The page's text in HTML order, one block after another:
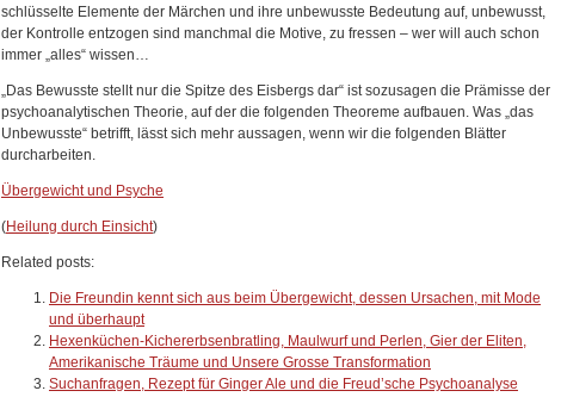
schlüsselte Elemente der Märchen und ihre unbewusste Bedeutung auf, unbewusst,
der Kontrolle entzogen sind manchmal die Motive, zu fressen – wer will auch schon
immer „alles“ wissen…
„Das Bewusste stellt nur die Spitze des Eisbergs dar“ ist sozusagen die Prämisse der
psychoanalytischen Theorie, auf der die folgenden Theoreme aufbauen. Was „das
Unbewusste“ betrifft, lässt sich mehr aussagen, wenn wir die folgenden Blätter
durcharbeiten.
Übergewicht und Psyche
(Heilung durch Einsicht)
Related posts:
Die Freundin kennt sich aus beim Übergewicht, dessen Ursachen, mit Mode
und überhaupt
Hexenküchen-Kichererbsenbratling, Maulwurf und Perlen, Gier der Eliten,
Amerikanische Träume und Unsere Grosse Transformation
Suchanfragen, Rezept für Ginger Ale und die Freud’sche Psychoanalyse